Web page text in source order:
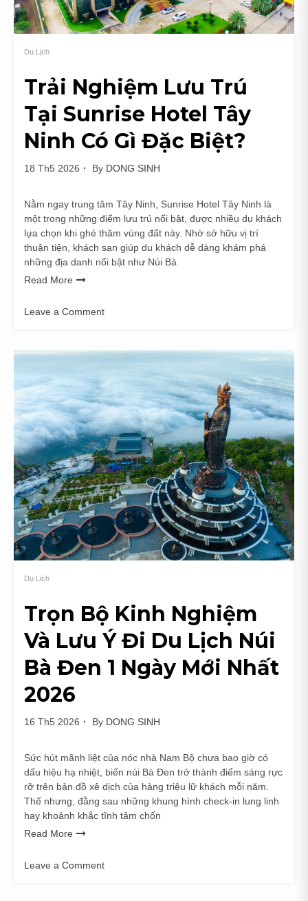
Du Lịch
Trải Nghiệm Lưu Trú
Tại Sunrise Hotel Tây
Ninh Có Gì Đặc Biệt?
18 Th5 2026 By DONG SINH
Nằm ngay trung tâm Tây Ninh, Sunrise Hotel Tây Ninh là
một trong những điểm lưu trú nổi bật, được nhiều du khách
lựa chọn khi ghé thăm vùng đất này. Nhờ sở hữu vị trí
thuận tiện, khách sạn giúp du khách dễ dàng khám phá
những địa danh nổi bật như Núi Bà
Read More
Leave a Comment
Nghiệm
Trú
Tại
Sunrise
Hotel
Tây
Ninh
Có
Gì
Đặc
Biệt?
Du Lịch
Trọn Bộ Kinh Nghiệm
Và Lưu Ý Đi Du Lịch Núi
Bà Đen 1 Ngày Mới Nhất
2026
16 Th5 2026 By DONG SINH
Sức hút mãnh liệt của nóc nhà Nam Bộ chưa bao giờ có
dấu hiệu hạ nhiệt, biến núi Bà Đen trở thành điểm sáng rực
rỡ trên bản đồ xê dịch của hàng triệu lữ khách mỗi năm.
Thế nhưng, đằng sau những khung hình check-in lung linh
hay khoảnh khắc tĩnh tâm chốn
Read More
Leave a Comment